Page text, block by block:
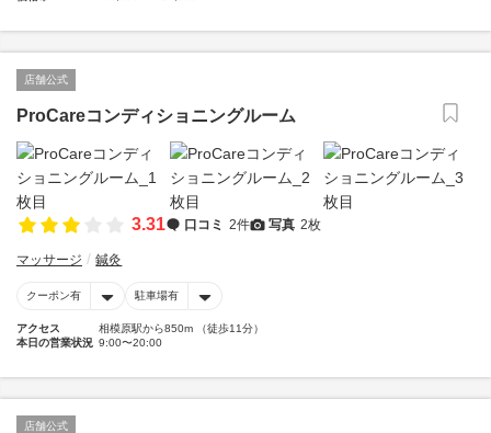
店舗公式
ProCareコンディショニングルーム
3.31 口コミ 2件 写真 2枚
マッサージ 鍼灸
クーポン有 駐車場有
アクセス
相模原駅から850m （徒歩11分）
本日の営業状況 9:00〜20:00
店舗公式